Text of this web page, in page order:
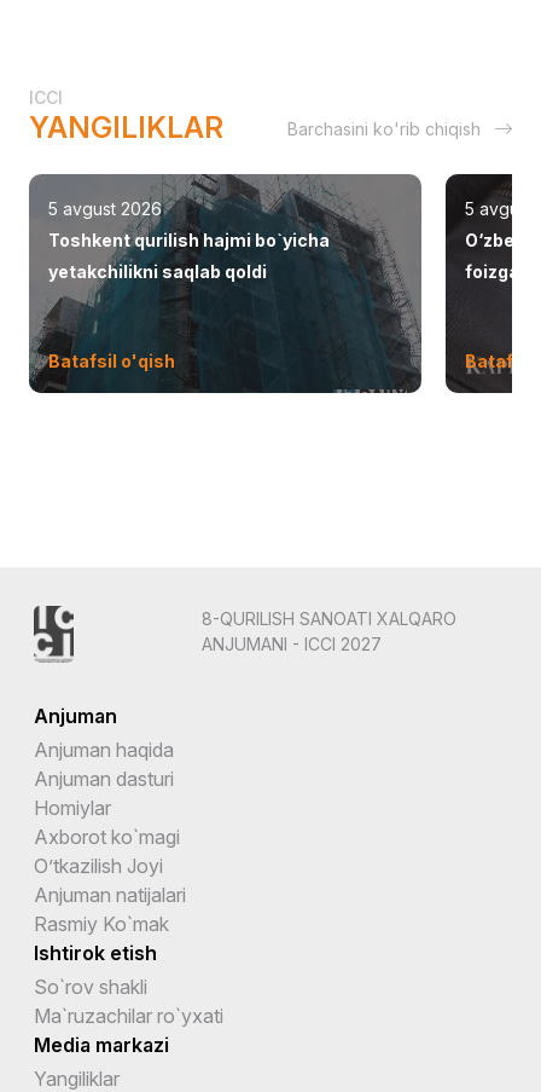
ICCI
YANGILIKLAR Barchasini ko'rib chiqish
5 avgust 2026
Toshkent qurilish hajmi bo`yicha
yetakchilikni saqlab qoldi
Batafsil o'qish
5 avgust
foizga
Batafsil
8-QURILISH SANOATI XALQARO
ANJUMANI - ICCI 2027
Anjuman
Anjuman haqida
Anjuman dasturi
Homiylar
Axborot ko`magi
O’tkazilish Joyi
Anjuman natijalari
Rasmiy Ko`mak
Ishtirok etish
So`rov shakli
Ma`ruzachilar ro`yxati
Media markazi
Yangiliklar